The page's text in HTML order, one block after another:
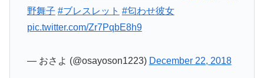
野舞子 #ブレスレット #匂わせ彼女
pic.twitter.com/Zr7PqbE8h9
— おさよ (@osayoson1223) December 22, 2018